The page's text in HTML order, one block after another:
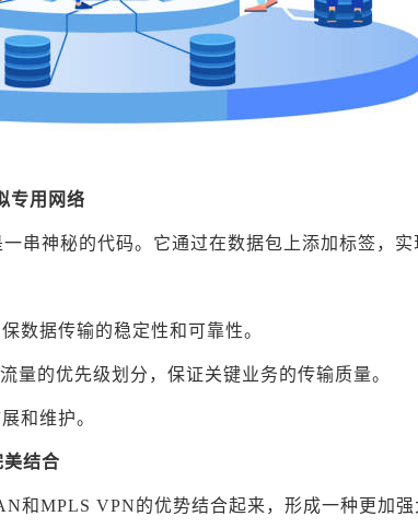
专用网络
串神秘的代码。它通过在数据包上添加标签，
数据传输的稳定性和可靠性。
量的优先级划分，保证关键业务的传输质量。
和维护。
结合
和MPLS VPN的优势结合起来，形成一种更加